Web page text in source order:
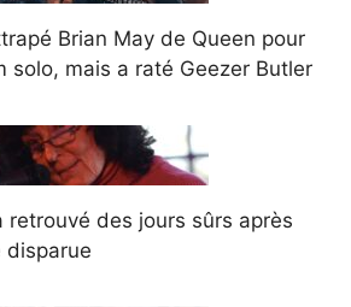
Brian May de Queen pour
solo, mais a raté Geezer Butler
retrouvé des jours sûrs après
disparue